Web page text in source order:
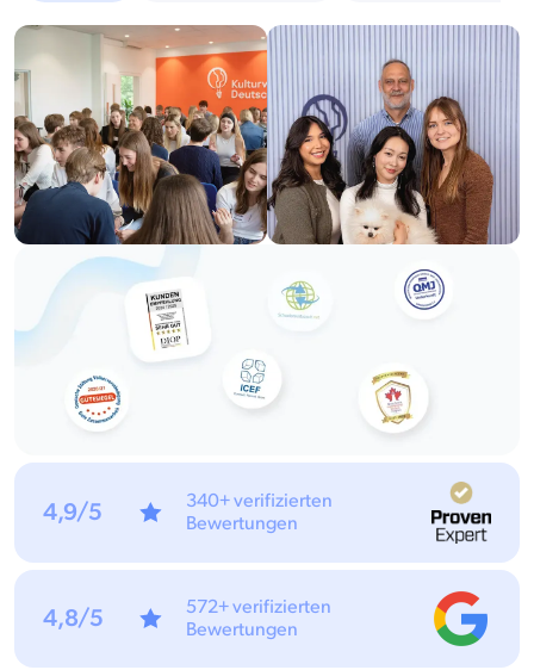
4,9/5
340+ verifizierten
Bewertungen
4,8/5
572+ verifizierten
Bewertungen